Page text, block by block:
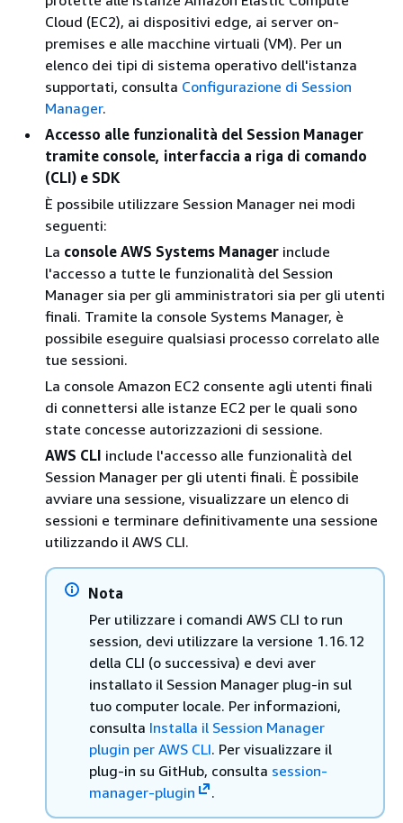
Cloud (EC2), ai dispositivi edge, ai server on-
premises e alle macchine virtuali (VM). Per un
elenco dei tipi di sistema operativo dell'istanza
supportati, consulta Configurazione di Session
Manager.
Accesso alle funzionalità del Session Manager
tramite console, interfaccia a riga di comando
(CLI) e SDK
È possibile utilizzare Session Manager nei modi
seguenti:
La console AWS Systems Manager include
l'accesso a tutte le funzionalità del Session
Manager sia per gli amministratori sia per gli utenti
finali. Tramite la console Systems Manager, è
possibile eseguire qualsiasi processo correlato alle
tue sessioni.
La console Amazon EC2 consente agli utenti finali
di connettersi alle istanze EC2 per le quali sono
state concesse autorizzazioni di sessione.
AWS CLI include l'accesso alle funzionalità del
Session Manager per gli utenti finali. È possibile
avviare una sessione, visualizzare un elenco di
sessioni e terminare definitivamente una sessione
utilizzando il AWS CLI.
Nota
Per utilizzare i comandi AWS CLI to run
session, devi utilizzare la versione 1.16.12
della CLI (o successiva) e devi aver
installato il Session Manager plug-in sul
tuo computer locale. Per informazioni,
consulta Installa il Session Manager
plugin per AWS CLI. Per visualizzare il
plug-in su GitHub, consulta session-
manager-plugin
.